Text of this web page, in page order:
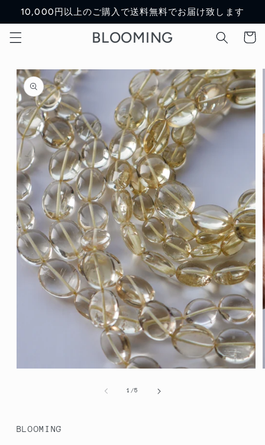
Skip to
content
10,000円以上のご購入で送料無料でお届け致します
BLOOMING Cart
Skip to
product
information
1 /of
5
BLOOMING